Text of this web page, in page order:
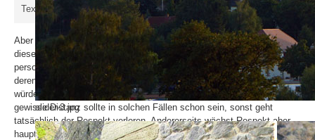
slider-3.jpg
Texte für Gewerbetreibende von Bernd Müller-Kaller
Aber nicht nur Betriebsstrukturen sollten über das Für und Wider
dieser Frage entscheiden, sondern auch psychologische und
personelle. Ein Vorgesetzter müsste seine Mitarbeiter gut kennen,
deren Charaktereigenschaften und deren Tugenden. Einem Lehrling
würde ich als Vorgesetzter aber trotzdem das Du nicht anbieten. Eine
gewisse Distanz sollte in solchen Fällen schon sein, sonst geht
tatsächlich der Respekt verloren. Andererseits wächst Respekt aber
hauptsächlich durch vorbildliches Verhalten im Allgemeinen und durch